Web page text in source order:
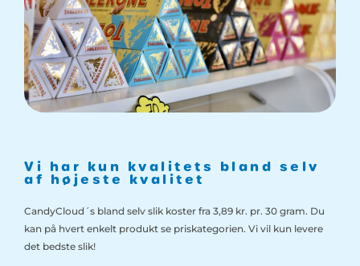
Vi har kun kvalitets bland selv
af højeste kvalitet
CandyCloud´s bland selv slik koster fra 3,89 kr. pr. 30 gram. Du
kan på hvert enkelt produkt se priskategorien. Vi vil kun levere
det bedste slik!